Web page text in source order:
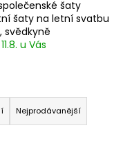
šaty
šaty na letní svatbu
svědkyně
u Vás
Nejprodávanější